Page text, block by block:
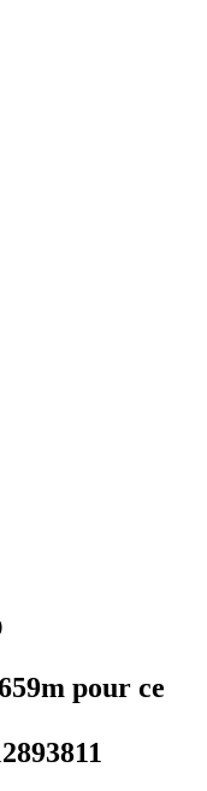
pour ce